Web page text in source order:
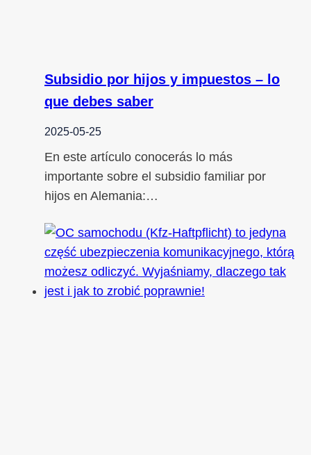
Subsidio por hijos y impuestos – lo
que debes saber
2025-05-25
En este artículo conocerás lo más
importante sobre el subsidio familiar por
hijos en Alemania:…